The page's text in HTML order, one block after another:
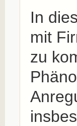
In
mit
zu